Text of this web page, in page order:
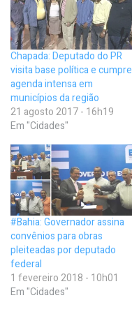
Chapada: Deputado do PR
visita base política e cumpre
agenda intensa em
municípios da região
21 agosto 2017 - 16h19
Em "Cidades"
#Bahia: Governador assina
convênios para obras
pleiteadas por deputado
federal
1 fevereiro 2018 - 10h01
Em "Cidades"